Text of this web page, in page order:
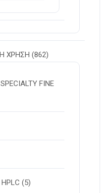
ΧΡΗΣΗ (862)
FINE
(5)